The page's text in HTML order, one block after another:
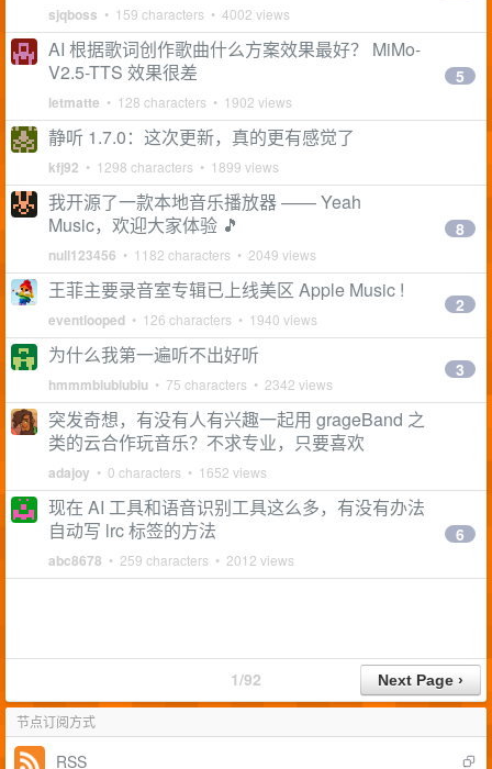
sjqboss • 159 characters • 4002 views
AI 根据歌词创作歌曲什么方案效果最好？ MiMo-
V2.5-TTS 效果很差
letmatte • 128 characters • 1902 views
5
静听 1.7.0：这次更新，真的更有感觉了
kfj92 • 1298 characters • 1899 views
我开源了一款本地音乐播放器 —— Yeah
Music，欢迎大家体验 🎵
null123456 • 1182 characters • 2049 views
8
王菲主要录音室专辑已上线美区 Apple Music !
eventlooped • 126 characters • 1940 views
2
为什么我第一遍听不出好听
hmmmbiubiubiu • 75 characters • 2342 views
3
突发奇想，有没有人有兴趣一起用 grageBand 之
类的云合作玩音乐？不求专业，只要喜欢
adajoy • 0 characters • 1652 views
现在 AI 工具和语音识别工具这么多，有没有办法
自动写 lrc 标签的方法
abc8678 • 259 characters • 2012 views
6
1/92
节点订阅方式
RSS